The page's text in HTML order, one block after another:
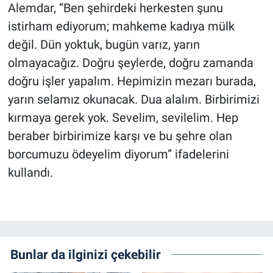
Alemdar, “Ben şehirdeki herkesten şunu
istirham ediyorum; mahkeme kadıya mülk
değil. Dün yoktuk, bugün varız, yarın
olmayacağız. Doğru şeylerde, doğru zamanda
doğru işler yapalım. Hepimizin mezarı burada,
yarın selamız okunacak. Dua alalım. Birbirimizi
kırmaya gerek yok. Sevelim, sevilelim. Hep
beraber birbirimize karşı ve bu şehre olan
borcumuzu ödeyelim diyorum” ifadelerini
kullandı.
Bunlar da ilginizi çekebilir